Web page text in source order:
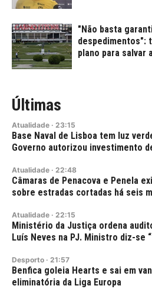
"Não basta
despedimentos":
plano para salvar
Últimas
Atualidade · 23:15
Base Naval de Lisboa tem luz
Governo autorizou investimento
Atualidade · 22:48
Câmaras de Penacova e Penela
sobre estradas cortadas há seis
Atualidade · 22:15
Ministério da Justiça ordena
Luís Neves na PJ. Ministro diz-se
Desporto · 21:57
Benfica goleia Hearts e sai em
eliminatória da Liga Europa